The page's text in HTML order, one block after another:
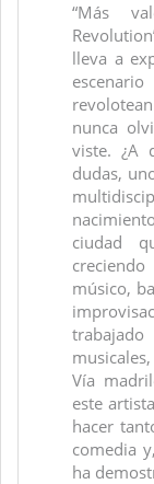
“Más
lleva a
nunca
viste. ¿A
dudas,
ciudad
músico,
Vía
este
hacer
comedia
ha